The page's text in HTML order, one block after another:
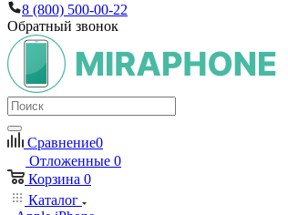
8 (800) 500-00-22
Обратный звонок
Сравнение0
Отложенные 0
Корзина 0
Каталог